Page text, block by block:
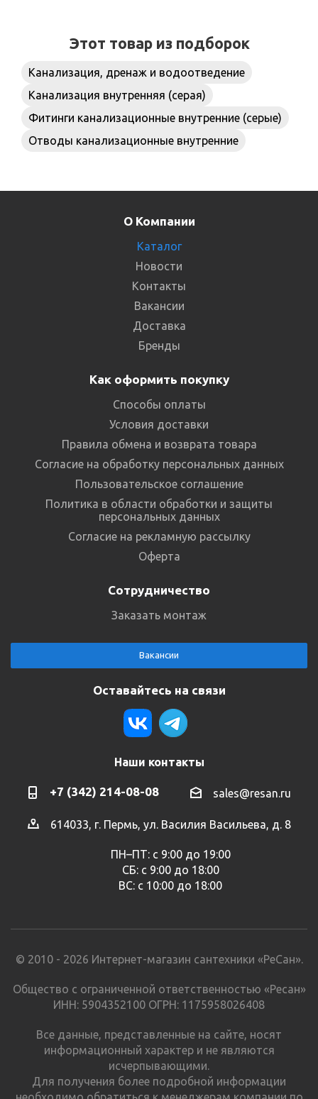
Этот товар из подборок
Канализация, дренаж и водоотведение
Канализация внутренняя (серая)
Фитинги канализационные внутренние (серые)
Отводы канализационные внутренние
О Компании
Каталог
Новости
Контакты
Вакансии
Доставка
Бренды
Как оформить покупку
Способы оплаты
Условия доставки
Правила обмена и возврата товара
Согласие на обработку персональных данных
Пользовательское соглашение
Политика в области обработки и защиты
персональных данных
Согласие на рекламную рассылку
Оферта
Сотрудничество
Заказать монтаж
Вакансии
Оставайтесь на связи
Наши контакты
+7 (342) 214-08-08 sales@resan.ru
614033, г. Пермь, ул. Василия Васильева, д. 8
ПН–ПТ: с 9:00 до 19:00
СБ: с 9:00 до 18:00
ВС: с 10:00 до 18:00
© 2010 - 2026 Интернет-магазин сантехники «РеСан».
Общество с ограниченной ответственностью «Ресан»
ИНН: 5904352100 ОГРН: 1175958026408
Все данные, представленные на сайте, носят
информационный характер и не являются
исчерпывающими.
Для получения более подробной информации